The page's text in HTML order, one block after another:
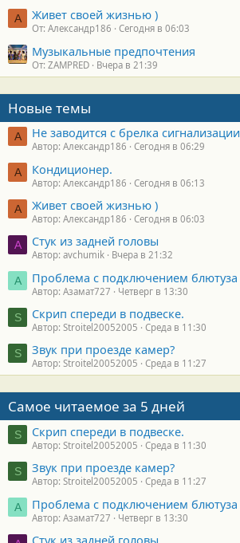
А Живет своей жизнью )
От: Александр186 Сегодня в 06:03
Музыкальные предпочтения
От: ZAMPRED Вчера в 21:39
Новые темы
А Не заводится с брелка сигнализации
Автор: Александр186 Сегодня в 06:29
А Кондиционер.
Автор: Александр186 Сегодня в 06:13
А Живет своей жизнью )
Автор: Александр186 Сегодня в 06:03
A Стук из задней головы
Автор: avchumik Вчера в 21:32
А Проблема с подключением блютуза
Автор: Азамат727 Четверг в 13:30
S Скрип спереди в подвеске.
Автор: Stroitel20052005 Среда в 11:30
S Звук при проезде камер?
Автор: Stroitel20052005 Среда в 11:27
Самое читаемое за 5 дней
S Скрип спереди в подвеске.
Автор: Stroitel20052005 Среда в 11:30
S Звук при проезде камер?
Автор: Stroitel20052005 Среда в 11:27
А Проблема с подключением блютуза
Автор: Азамат727 Четверг в 13:30